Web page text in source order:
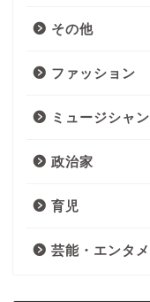
その他
ファッション
ミュージシャン
政治家
育児
芸能・エンタメ